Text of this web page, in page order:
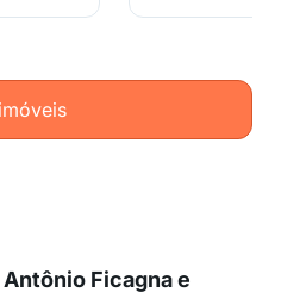
Ficagna e